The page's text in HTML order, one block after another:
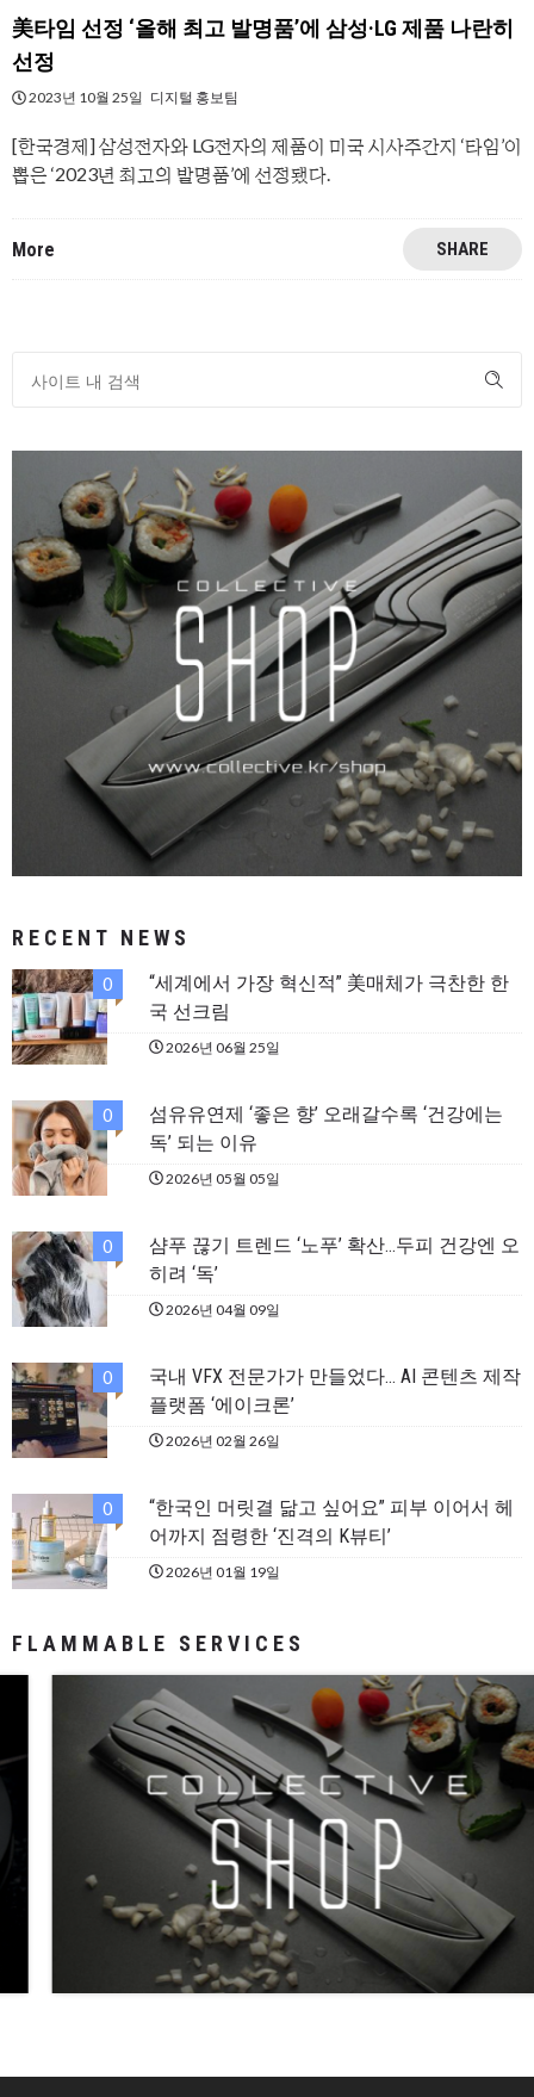
美타임 선정 ‘올해 최고 발명품’에 삼성·LG 제품 나란히
선정
2023년 10월 25일 디지털 홍보팀
[한국경제] 삼성전자와 LG전자의 제품이 미국 시사주간지 ‘타임’이
뽑은 ‘2023년 최고의 발명품’에 선정됐다.
More SHARE
RECENT NEWS
0
“세계에서 가장 혁신적” 美매체가 극찬한 한
국 선크림
2026년 06월 25일
0
섬유유연제 ‘좋은 향’ 오래갈수록 ‘건강에는
독’ 되는 이유
2026년 05월 05일
0
샴푸 끊기 트렌드 ‘노푸’ 확산…두피 건강엔 오
히려 ‘독’
2026년 04월 09일
0
국내 VFX 전문가가 만들었다… AI 콘텐츠 제작
플랫폼 ‘에이크론’
2026년 02월 26일
0
“한국인 머릿결 닮고 싶어요” 피부 이어서 헤
어까지 점령한 ‘진격의 K뷰티’
2026년 01월 19일
FLAMMABLE SERVICES